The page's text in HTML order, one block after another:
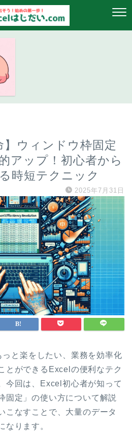
】ウィンドウ枠固定
アップ！初心者から
時短テクニック
2025年7月31日
と楽をしたい、業務を効率化
とができるExcelの便利なテク
今回は、Excel初心者が知って
固定」の使い方について解説
こなすことで、大量のデータ
なります。